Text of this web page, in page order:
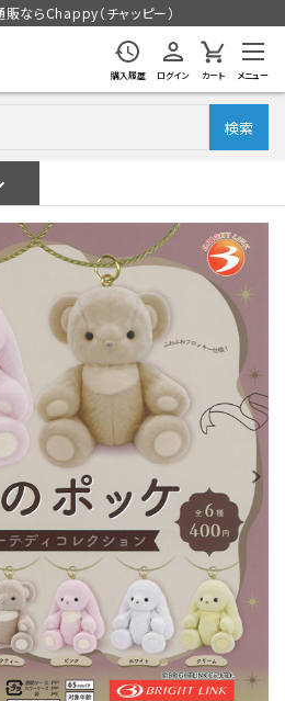
ならChappy（チャッピー）
購入履歴 ログイン カート メニュー
検索
ルをチェック
体